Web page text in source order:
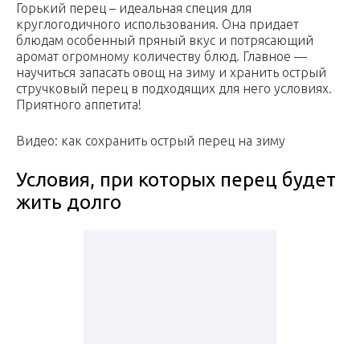
Горький перец – идеальная специя для
круглогодичного использования. Она придает
блюдам особенный пряный вкус и потрясающий
аромат огромному количеству блюд. Главное —
научиться запасать овощ на зиму и хранить острый
стручковый перец в подходящих для него условиях.
Приятного аппетита!
Видео: как сохранить острый перец на зиму
Условия, при которых перец будет
жить долго